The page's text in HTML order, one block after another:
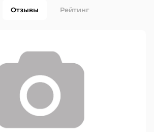
Отзывы Рейтинг